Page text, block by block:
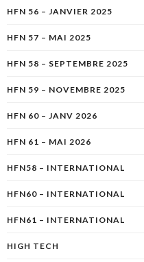
HFN 56 – JANVIER 2025
HFN 57 – MAI 2025
HFN 58 – SEPTEMBRE 2025
HFN 59 – NOVEMBRE 2025
HFN 60 – JANV 2026
HFN 61 – MAI 2026
HFN58 – INTERNATIONAL
HFN60 – INTERNATIONAL
HFN61 – INTERNATIONAL
HIGH TECH